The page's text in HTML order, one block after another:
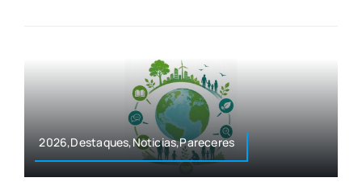
2026,Destaques,Noticias,Pareceres